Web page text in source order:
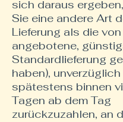
sich daraus
Sie eine andere Art
Lieferung als die
angebotene,
Standardlieferung
haben),
spätestens binnen
Tagen ab dem Tag
zurückzuzahlen, an